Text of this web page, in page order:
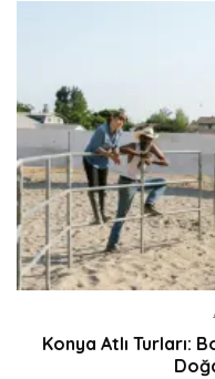
Konya Atlı Turları: